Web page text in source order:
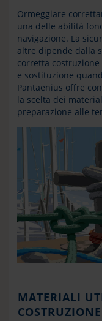
Ormeggiare
una delle abilità
navigazione. La
altre dipende dalla
corretta
e sostituzione
Pantaenius offre
la scelta dei
preparazione alle
MATERIALI